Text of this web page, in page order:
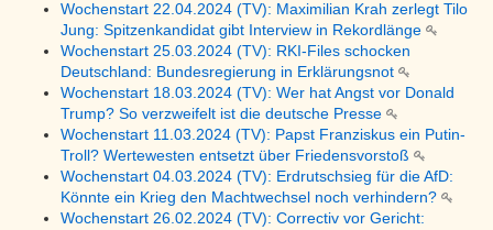
Wochenstart 22.04.2024 (TV): Maximilian Krah zerlegt Tilo
Jung: Spitzenkandidat gibt Interview in Rekordlänge
Wochenstart 25.03.2024 (TV): RKI-Files schocken
Deutschland: Bundesregierung in Erklärungsnot
Wochenstart 18.03.2024 (TV): Wer hat Angst vor Donald
Trump? So verzweifelt ist die deutsche Presse
Wochenstart 11.03.2024 (TV): Papst Franziskus ein Putin-
Troll? Wertewesten entsetzt über Friedensvorstoß
Wochenstart 04.03.2024 (TV): Erdrutschsieg für die AfD:
Könnte ein Krieg den Machtwechsel noch verhindern?
Wochenstart 26.02.2024 (TV): Correctiv vor Gericht: